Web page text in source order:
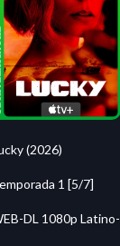
(2026)
1 [5/7]
DL 1080p Latino-